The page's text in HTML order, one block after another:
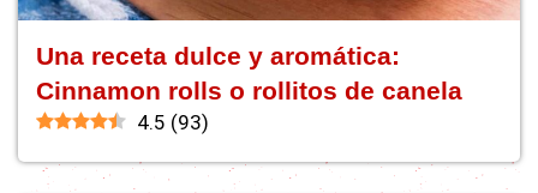
Una receta dulce y aromática:
Cinnamon rolls o rollitos de canela
4.5 (93)